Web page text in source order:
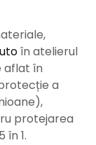
în atelierul
aflat în
a
protejarea
în 1.